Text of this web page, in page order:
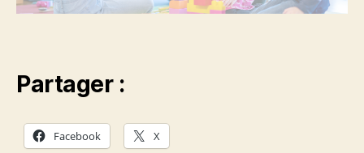
Partager :
Facebook X